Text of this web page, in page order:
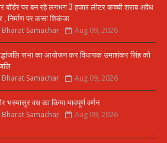
बॉर्डर पर बन रहे लगभग 3 हजार लीटर कच्ची शराब अवैध
निर्माण पर कसा शिकंजा
Samachar Aug 09, 2026
सभा का आयोजन कर विधायक उमाशंकर सिंह को
Samachar Aug 09, 2026
भस्मासुर वध का किया भावपूर्ण वर्णन
Samachar Aug 09, 2026